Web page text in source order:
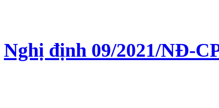
Nghị định 09/2021/NĐ-